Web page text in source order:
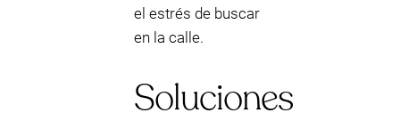
el estrés de buscar
en la calle.
Soluciones